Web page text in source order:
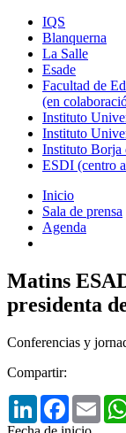
IQS
Blanquerna
La Salle
Esade
Facultad de
(en
Instituto
Instituto
Instituto Borja
ESDI (centro
Inicio
Sala de prensa
Agenda
Matins
presidenta
Conferencias y
Compartir:
LinkedInFacebook